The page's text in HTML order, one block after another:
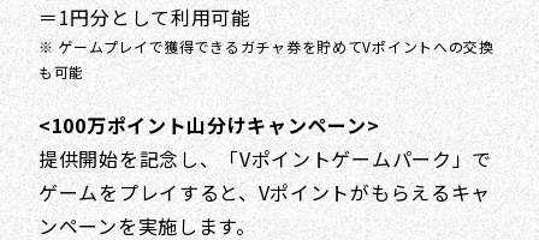
＝1円分として利用可能
※ ゲームプレイで獲得できるガチャ券を貯めてVポイントへの交換
も可能
<100万ポイント山分けキャンペーン>
提供開始を記念し、「Vポイントゲームパーク」で
ゲームをプレイすると、Vポイントがもらえるキャ
ンペーンを実施します。